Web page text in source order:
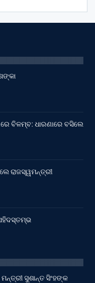
ବିଳମ୍ବ: ଧାରଣାରେ ବସିଲେ
ରାଜସ୍ୱମନ୍ତ୍ରୀ
ସୁଶାନ୍ତ ସିଂହଙ୍କ